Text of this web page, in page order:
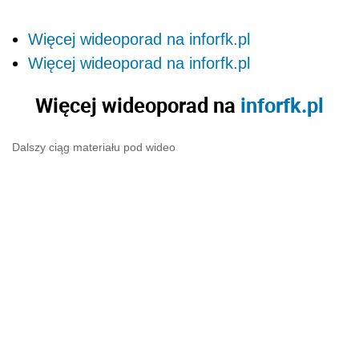
Więcej wideoporad na inforfk.pl
Więcej wideoporad na inforfk.pl
Więcej wideoporad na inforfk.pl
Dalszy ciąg materiału pod wideo